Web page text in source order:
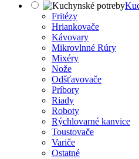
Fritézy
Hriankovače
Kávovary
Mikrovlnné Rúry
Mixéry
Nože
Odšťavovače
Príbory
Riady
Roboty
Rýchlovarné kanvice
Toustovače
Variče
Ostatné